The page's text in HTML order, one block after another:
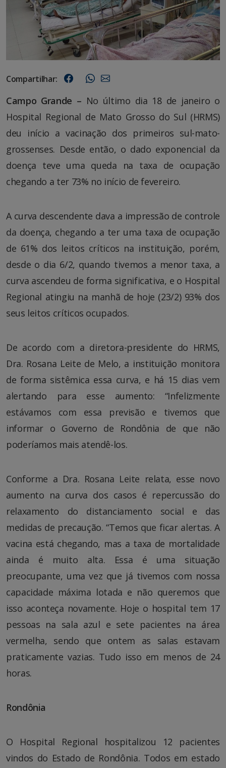
Compartilhar:
Campo Grande – No último dia 18 de janeiro o
Hospital Regional de Mato Grosso do Sul (HRMS)
deu início a vacinação dos primeiros sul-mato-
grossenses. Desde então, o dado exponencial da
doença teve uma queda na taxa de ocupação
chegando a ter 73% no início de fevereiro.
A curva descendente dava a impressão de controle
da doença, chegando a ter uma taxa de ocupação
de 61% dos leitos críticos na instituição, porém,
desde o dia 6/2, quando tivemos a menor taxa, a
curva ascendeu de forma significativa, e o Hospital
Regional atingiu na manhã de hoje (23/2) 93% dos
seus leitos críticos ocupados.
De acordo com a diretora-presidente do HRMS,
Dra. Rosana Leite de Melo, a instituição monitora
de forma sistêmica essa curva, e há 15 dias vem
alertando para esse aumento: “Infelizmente
estávamos com essa previsão e tivemos que
informar o Governo de Rondônia de que não
poderíamos mais atendê-los.
Conforme a Dra. Rosana Leite relata, esse novo
aumento na curva dos casos é repercussão do
relaxamento do distanciamento social e das
medidas de precaução. “Temos que ficar alertas. A
vacina está chegando, mas a taxa de mortalidade
ainda é muito alta. Essa é uma situação
preocupante, uma vez que já tivemos com nossa
capacidade máxima lotada e não queremos que
isso aconteça novamente. Hoje o hospital tem 17
pessoas na sala azul e sete pacientes na área
vermelha, sendo que ontem as salas estavam
praticamente vazias. Tudo isso em menos de 24
horas.
Rondônia
O Hospital Regional hospitalizou 12 pacientes
vindos do Estado de Rondônia. Todos em estado